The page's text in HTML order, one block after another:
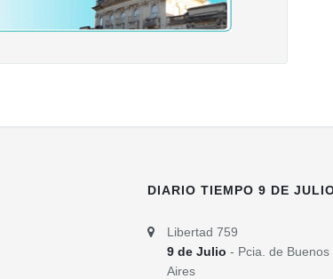
DIARIO TIEMPO 9 DE
Libertad 759
9 de Julio - Pcia. de Buenos
Aires